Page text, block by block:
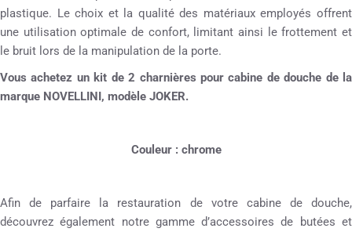
plastique. Le choix et la qualité des matériaux employés offrent
une utilisation optimale de confort, limitant ainsi le frottement et
le bruit lors de la manipulation de la porte.
Vous achetez un kit de 2 charnières pour cabine de douche de la
marque NOVELLINI, modèle JOKER.
Couleur : chrome
Afin de parfaire la restauration de votre cabine de douche,
découvrez également notre gamme d’accessoires de butées et